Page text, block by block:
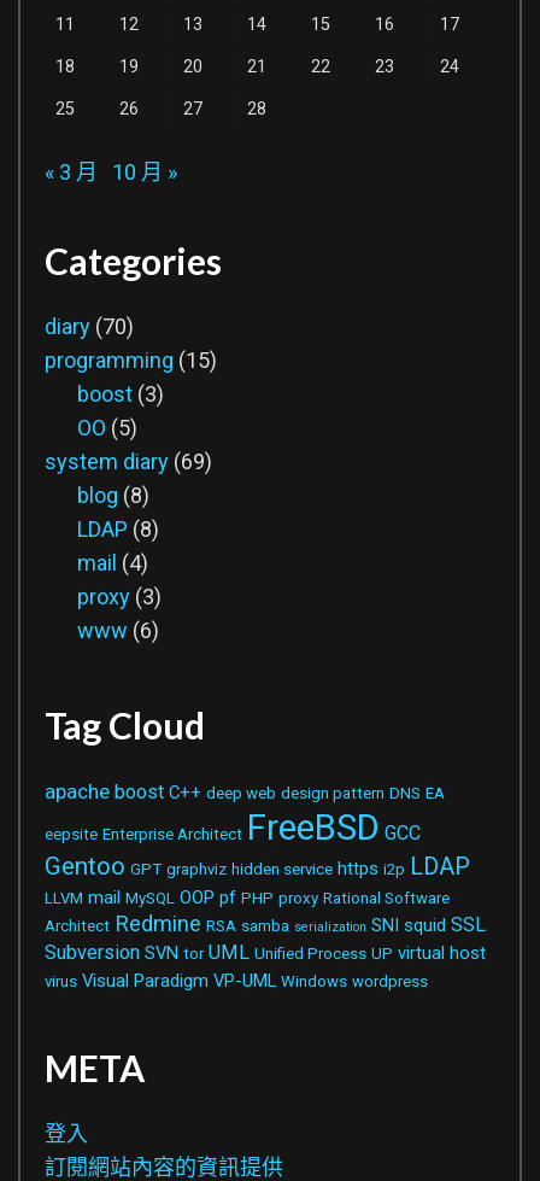
11 12 13 14 15 16 17
18 19 20 21 22 23 24
25 26 27 28
« 3 月 10 月 »
Categories
diary (70)
programming (15)
boost (3)
OO (5)
system diary (69)
blog (8)
LDAP (8)
mail (4)
proxy (3)
www (6)
Tag Cloud
apache boost C++ deep web design pattern DNS EA
eepsite Enterprise Architect FreeBSD GCC
Gentoo GPT graphviz hidden service https i2p LDAP
LLVM mail MySQL OOP pf PHP proxy Rational Software
Architect Redmine RSA samba serialization SNI squid SSL
Subversion SVN tor UML Unified Process UP virtual host
virus Visual Paradigm VP-UML Windows wordpress
META
登入
訂閱網站內容的資訊提供